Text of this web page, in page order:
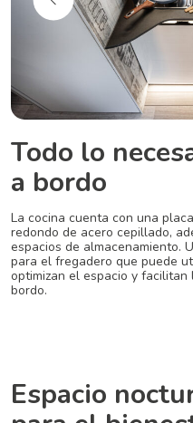
Todo lo
a bordo
La cocina cuenta con una
redondo de acero cepillado,
espacios de almacenamiento.
para el fregadero que puede
optimizan el espacio y
bordo.
Espacio